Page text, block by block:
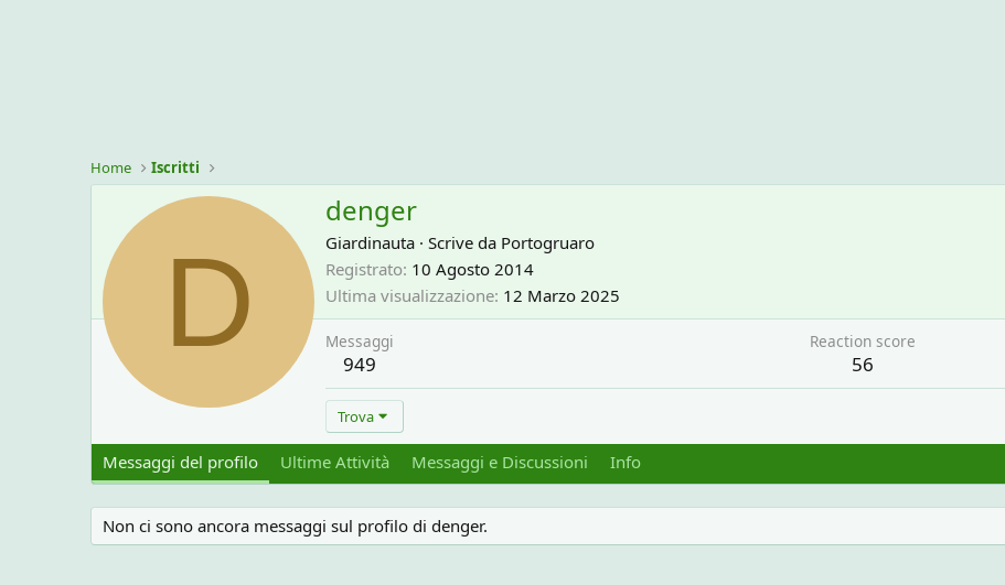
Home Iscritti
D
denger
Giardinauta · Scrive da Portogruaro
Registrato 10 Agosto 2014
Ultima visualizzazione 12 Marzo 2025
Messaggi
949
Reaction score
56
Trova
Messaggi del profilo Ultime Attività Messaggi e Discussioni Info
Non ci sono ancora messaggi sul profilo di denger.